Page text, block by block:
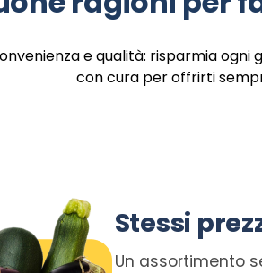
e qualità: risparmia
con cura per offrirti
Stessi
Un assortimento